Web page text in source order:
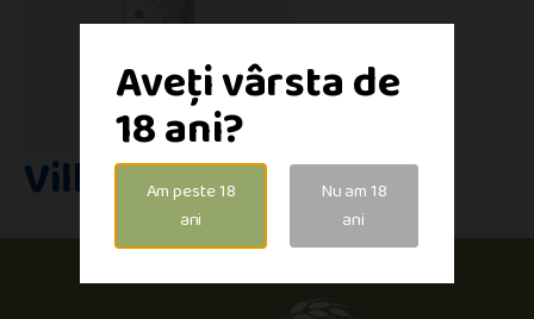
Villányi Syrah Rosé
Aveți vârsta de
18 ani?
Am peste 18
ani
Nu am 18
ani